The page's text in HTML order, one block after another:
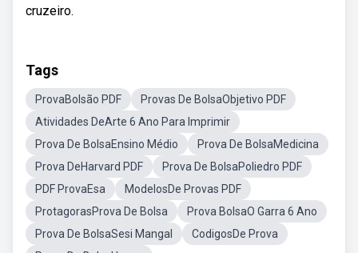
cruzeiro.
Tags
ProvaBolsão PDF
Provas De BolsaObjetivo PDF
Atividades DeArte 6 Ano Para Imprimir
Prova De BolsaEnsino Médio
Prova De BolsaMedicina
Prova DeHarvard PDF
Prova De BolsaPoliedro PDF
PDF ProvaEsa
ModelosDe Provas PDF
ProtagorasProva De Bolsa
Prova BolsaO Garra 6 Ano
Prova De BolsaSesi Mangal
CodigosDe Prova